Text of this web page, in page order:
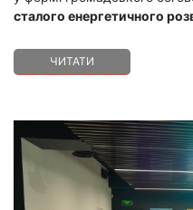
сталого енергетичного
ЧИТАТИ